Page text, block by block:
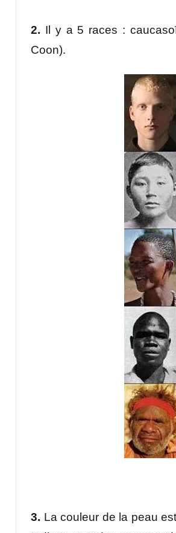
2. Il y a 5 races :
Coon).
3. La couleur de la peau